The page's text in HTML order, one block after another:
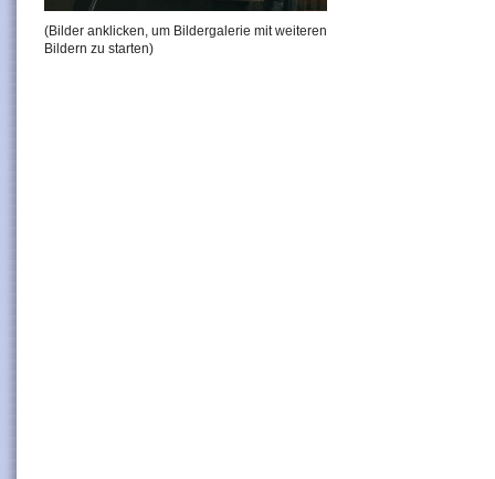
(Bilder anklicken, um Bildergalerie mit weiteren
Bildern zu starten)